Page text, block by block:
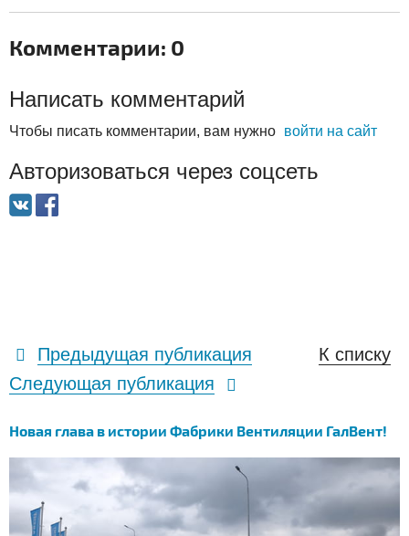
Комментарии: 0
Написать комментарий
Чтобы писать комментарии, вам нужно войти на сайт
Авторизоваться через соцсеть
Предыдущая публикация
К списку
Следующая публикация
Новая глава в истории Фабрики Вентиляции ГалВент!